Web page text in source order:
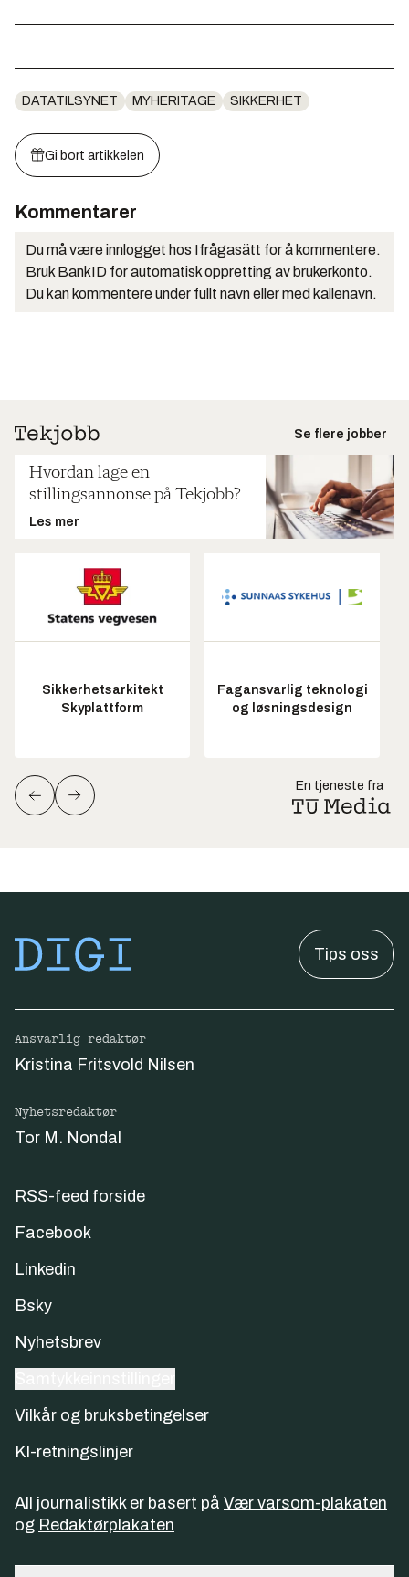
DATATILSYNET MYHERITAGE SIKKERHET
Gi bort artikkelen
Kommentarer
Du må være innlogget hos Ifrågasätt for å kommentere.
Bruk BankID for automatisk oppretting av brukerkonto.
Du kan kommentere under fullt navn eller med kallenavn.
Se flere jobber
Hvordan lage en
stillingsannonse på Tekjobb?
Les mer
Sikkerhetsarkitekt
Skyplattform
Fagansvarlig teknologi
og løsningsdesign
En tjeneste fra
Tips oss
Ansvarlig redaktør
Kristina Fritsvold Nilsen
Nyhetsredaktør
Tor M. Nondal
RSS-feed forside
Facebook
Linkedin
Bsky
Nyhetsbrev
Vilkår og bruksbetingelser
KI-retningslinjer
All journalistikk er basert på Vær varsom-plakaten
og Redaktørplakaten